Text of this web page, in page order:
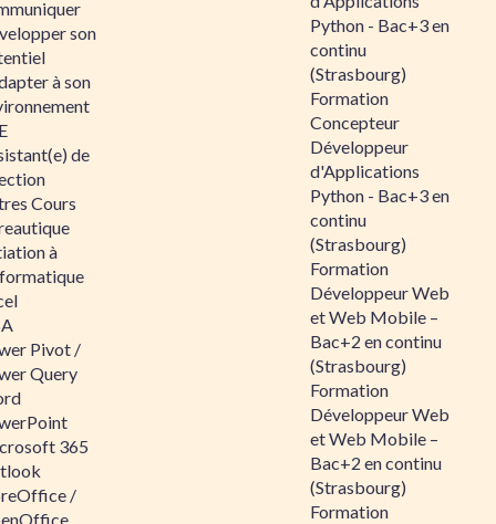
son
à son
de
Cours
à
Pivot /
Query
365
/
Python - Bac+3 en
continu
(Strasbourg)
Formation
Concepteur
Développeur
d'Applications
Python - Bac+3 en
continu
(Strasbourg)
Formation
Développeur Web
et Web Mobile –
Bac+2 en continu
(Strasbourg)
Formation
Développeur Web
et Web Mobile –
Bac+2 en continu
(Strasbourg)
Formation